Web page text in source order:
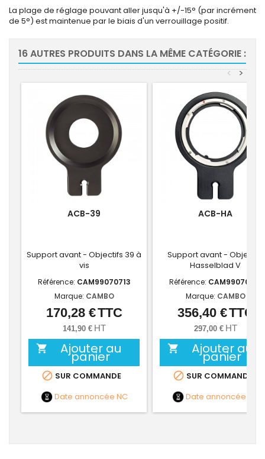
La plage de réglage pouvant aller jusqu'à +/-15° (par incrément
de 5°) est maintenue par le biais d'un verrouillage positif.
16 AUTRES PRODUITS DANS LA MÊME CATÉGORIE :
>
<
ACB-39
Support avant - Objectifs 39 à
vis
Référence: CAM99070713
Marque: CAMBO
Prix
170,28 €TTC
141,90 € HT
 Ajouter au
panier
 SUR COMMANDE
Date annoncée NC
ACB-HA
Support avant - Objectifs
Hasselblad V
Référence: CAM99070715
Marque: CAMBO
Prix
356,40 €TTC
297,00 € HT
 Ajouter au
panier
 SUR COMMANDE
Date annoncée